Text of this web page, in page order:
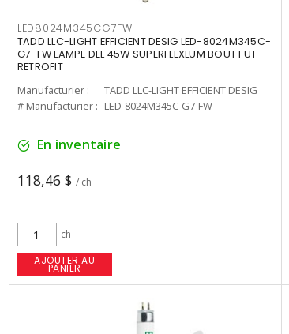
LED8024M345CG7FW
TADD LLC-LIGHT EFFICIENT DESIG LED-8024M345C-
G7-FW LAMPE DEL 45W SUPERFLEXLUM BOUT FUT
RETROFIT
Manufacturier :
TADD LLC-LIGHT EFFICIENT DESIG
# Manufacturier : LED-8024M345C-G7-FW
En inventaire
118,46 $ / ch
ch
AJOUTER AU
PANIER